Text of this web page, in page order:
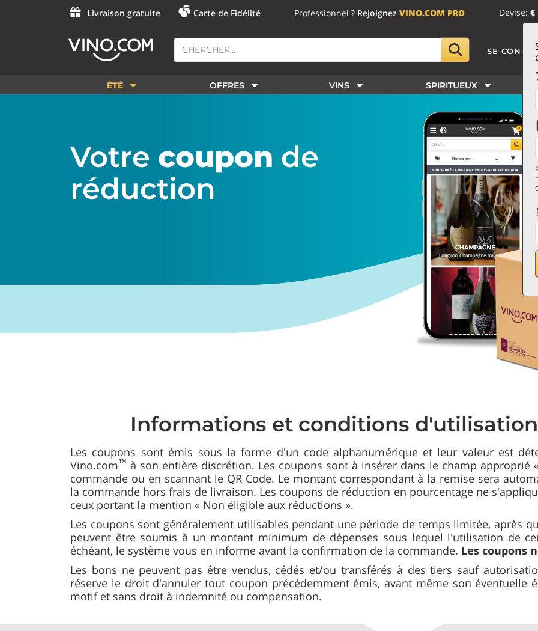
Livraison gratuite Carte de Fidélité Professionnel ? RejoignezVINO.COM PRO Devise: €
SE
ÉTÉ OFFRES VINS SPIRITUEUX
Votre coupon de
réduction
Informations et conditions
Les coupons sont émis sous la forme d'un code alphanumérique et leur valeur est
Vino.com™ à son entière discrétion. Les coupons sont à insérer dans le champ approprié
commande ou en scannant le QR Code. Le montant correspondant à la remise sera
la commande hors frais de livraison. Les coupons de réduction en pourcentage ne
ceux portant la mention « Non éligible aux réductions ».
Les coupons sont généralement utilisables pendant une période de temps limitée, après
peuvent être soumis à un montant minimum de dépenses sous lequel l'utilisation de
échéant, le système vous en informe avant la confirmation de la commande. Les coupons
Les bons ne peuvent pas être vendus, cédés et/ou transférés à des tiers sauf
réserve le droit d'annuler tout coupon précédemment émis, avant même son éventuelle
motif et sans droit à indemnité ou compensation.